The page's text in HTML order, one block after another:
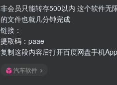
非会员只能转存500以内 这个软件
的文件也就几分钟完成
链接：
提取码：paae
复制这段内容后打开百度网盘手机
汽车软件